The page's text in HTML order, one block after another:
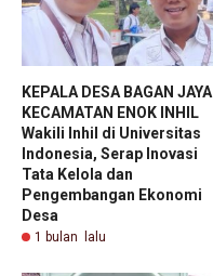
KEPALA DESA BAGAN JAYA
KECAMATAN ENOK INHIL
Wakili Inhil di Universitas
Indonesia, Serap Inovasi
Tata Kelola dan
Pengembangan Ekonomi
Desa
1 bulan lalu